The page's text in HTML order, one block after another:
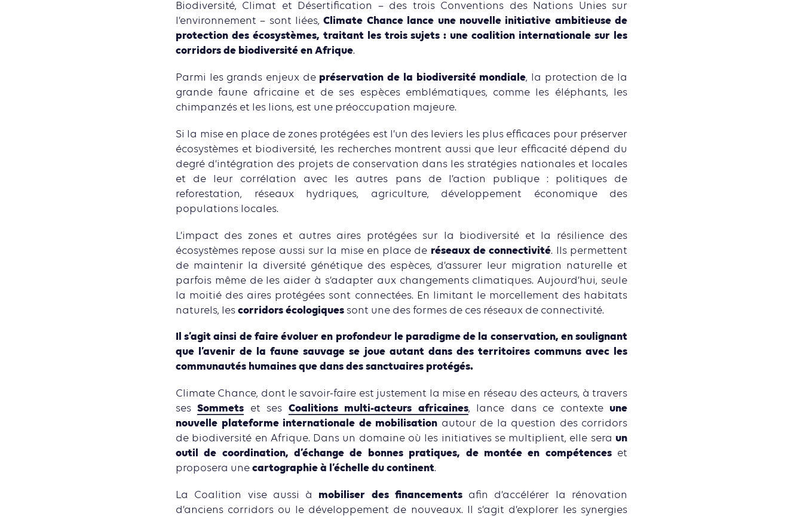
Biodiversité, Climat et Désertification – des trois Conventions des Nations Unies sur
l’environnement – sont liées,Climate Chance lance une nouvelle initiative ambitieuse de
protection des écosystèmes, traitant les trois sujets : une coalition internationale sur les
corridors de biodiversité en Afrique.
Parmi les grands enjeux de préservation de la biodiversité mondiale, la protection de la
grande faune africaine et de ses espèces emblématiques, comme les éléphants, les
chimpanzés et les lions, est une préoccupation majeure.
Si la mise en place de zones protégées est l’un des leviers les plus efficaces pour préserver
écosystèmes et biodiversité, les recherches montrent aussi que leur efficacité dépend du
degré d’intégration des projets de conservation dans les stratégies nationales et locales
et de leur corrélation avec les autres pans de l’action publique : politiques de
reforestation, réseaux hydriques, agriculture, développement économique des
populations locales.
L’impact des zones et autres aires protégées sur la biodiversité et la résilience des
écosystèmes repose aussi sur la mise en place de réseaux de connectivité. Ils permettent
de maintenir la diversité génétique des espèces, d’assurer leur migration naturelle et
parfois même de les aider à s’adapter aux changements climatiques. Aujourd’hui, seule
la moitié des aires protégées sont connectées. En limitant le morcellement des habitats
naturels, les corridors écologiques sont une des formes de ces réseaux de connectivité.
Il s’agit ainsi de faire évoluer en profondeur le paradigme de la conservation, en soulignant
que l’avenir de la faune sauvage se joue autant dans des territoires communs avec les
communautés humaines que dans des sanctuaires protégés.
Climate Chance, dont le savoir-faire est justement la mise en réseau des acteurs, à travers
sesSommets et ses Coalitions multi-acteurs africaines, lance dans ce contexte une
nouvelle plateforme internationale de mobilisation autour de la question des corridors
de biodiversité en Afrique. Dans un domaine où les initiatives se multiplient, elle sera un
outil de coordination, d’échange de bonnes pratiques, de montée en compétenceset
proposera une cartographie à l’échelle du continent.
La Coalition vise aussi à mobiliser des financementsafin d’accélérer la rénovation
d’anciens corridors ou le développement de nouveaux. Il s’agit d’explorer les synergies